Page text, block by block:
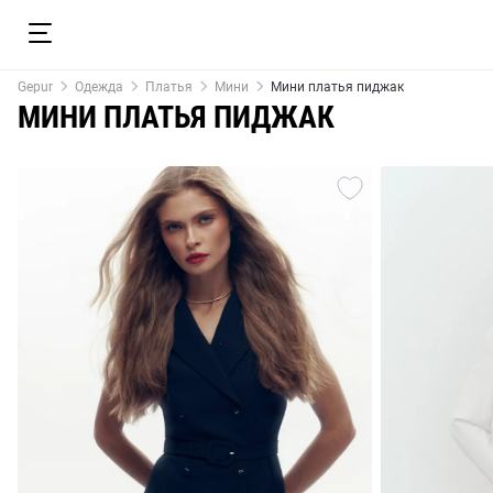
Gepur Одежда Платья Мини Мини платья пиджак
МИНИ ПЛАТЬЯ ПИДЖАК